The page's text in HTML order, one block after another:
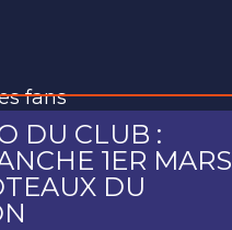
fans
DU CLUB :
1ER MARS
DU